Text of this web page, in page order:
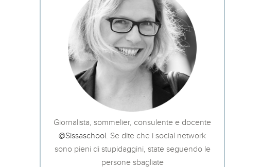
Giornalista, sommelier, consulente e docente
@Sissaschool . Se dite che i social network
sono pieni di stupidaggini, state seguendo le
persone sbagliate